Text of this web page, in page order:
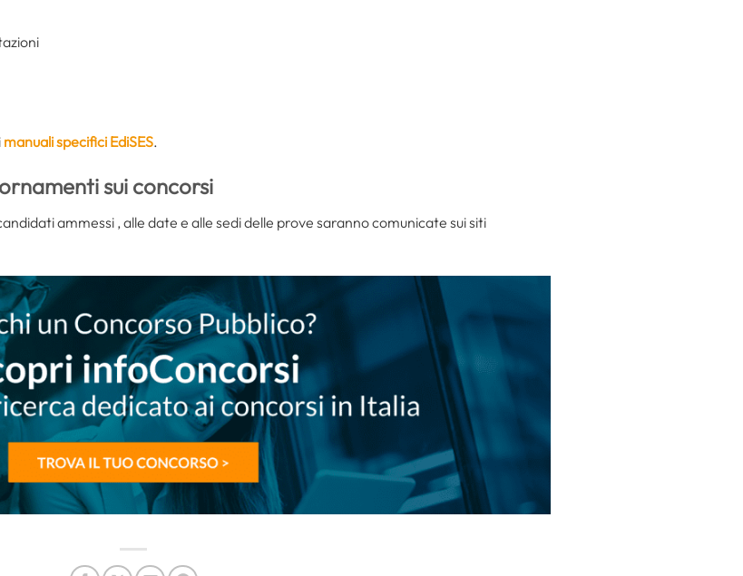
manuali specifici EdiSES.
sui concorsi
ammessi , alle date e alle sedi delle prove saranno comunicate sui siti